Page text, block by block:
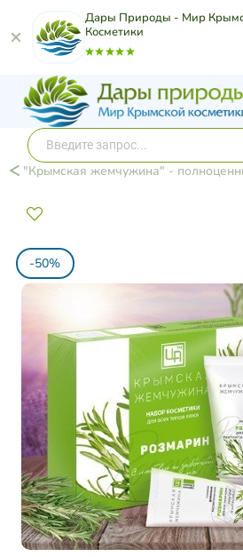
Дары Природы - Мир
Косметики
"Крымская жемчужина" -
-50%